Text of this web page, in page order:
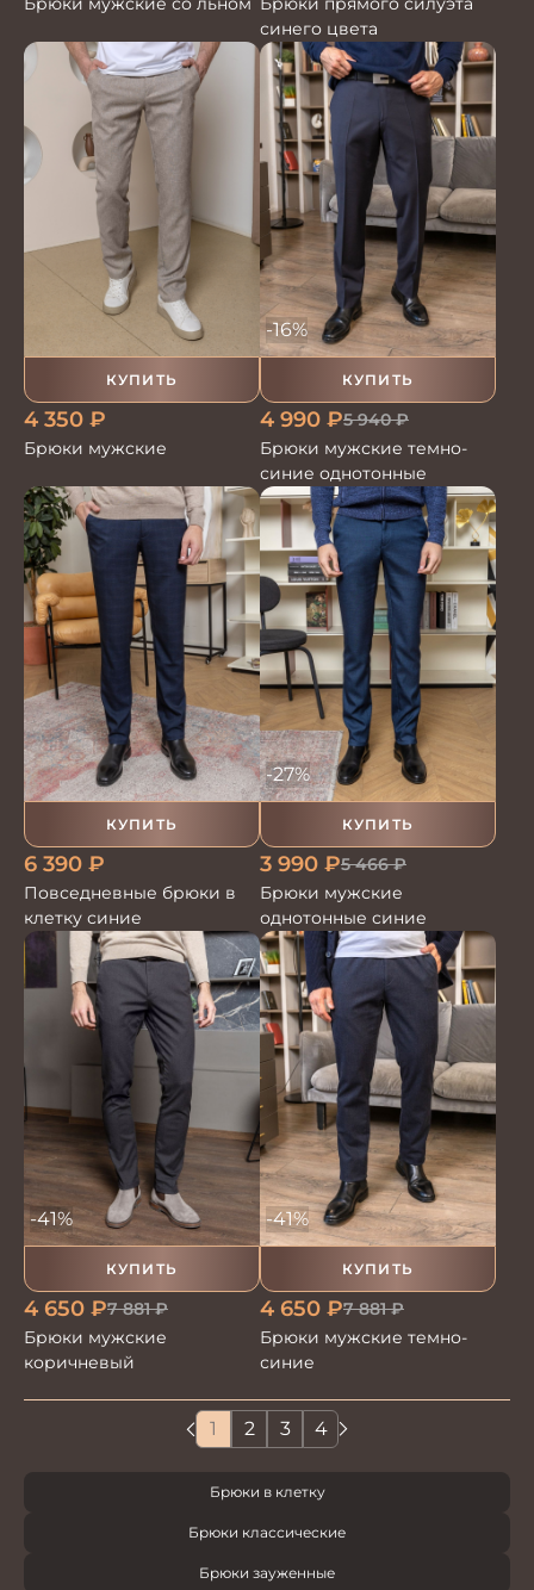
синего цвета
КУПИТЬ
4 350 ₽
Брюки мужские
КУПИТЬ
-16%
4 990 ₽5 940₽
Брюки мужские темно-
синие однотонные
КУПИТЬ
6 390 ₽
Повседневные брюки в
клетку синие
КУПИТЬ
-27%
3 990 ₽5 466₽
Брюки мужские
однотонные синие
КУПИТЬ
-41%
4 650 ₽7 881₽
Брюки мужские
коричневый
КУПИТЬ
-41%
4 650 ₽7 881₽
Брюки мужские темно-
синие
1 2 3 4
Брюки в клетку
Брюки классические
Брюки зауженные